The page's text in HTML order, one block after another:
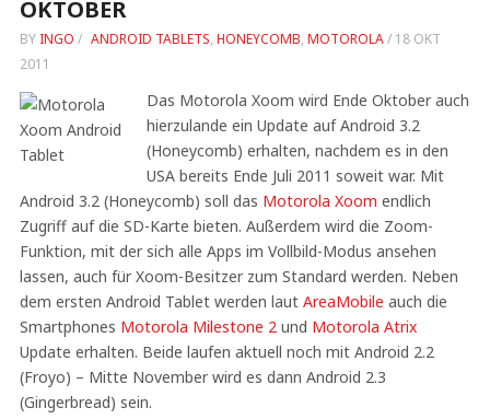
OKTOBER
BY INGO / ANDROID TABLETS, HONEYCOMB, MOTOROLA/ 18 OKT
2011
Das Motorola Xoom wird Ende Oktober auch
hierzulande ein Update auf Android 3.2
(Honeycomb) erhalten, nachdem es in den
USA bereits Ende Juli 2011 soweit war. Mit
Android 3.2 (Honeycomb) soll das Motorola Xoom endlich
Zugriff auf die SD-Karte bieten. Außerdem wird die Zoom-
Funktion, mit der sich alle Apps im Vollbild-Modus ansehen
lassen, auch für Xoom-Besitzer zum Standard werden. Neben
dem ersten Android Tablet werden laut AreaMobile auch die
Smartphones Motorola Milestone 2und Motorola Atrix
Update erhalten. Beide laufen aktuell noch mit Android 2.2
(Froyo) – Mitte November wird es dann Android 2.3
(Gingerbread) sein.